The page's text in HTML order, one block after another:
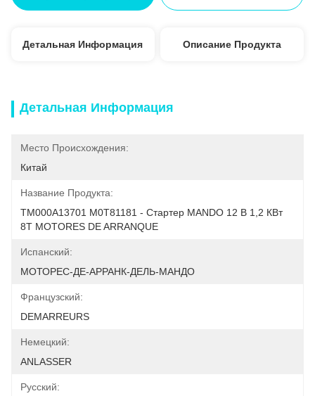
Детальная Информация Описание Продукта
Детальная Информация
Место Происхождения:
Китай
Название Продукта:
TM000A13701 M0T81181 - Стартер MANDO 12 В 1,2 КВт
8T MOTORES DE ARRANQUE
Испанский:
МОТОРЕС-ДЕ-АРРАНК-ДЕЛЬ-МАНДО
Французский:
DEMARREURS
Немецкий:
ANLASSER
Русский: